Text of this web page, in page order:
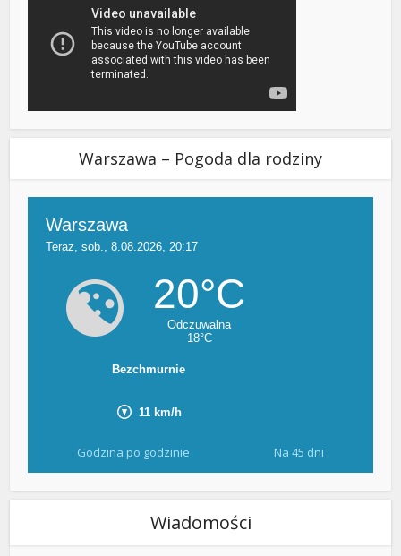
Warszawa – Pogoda dla rodziny
Godzina po godzinie Na 45 dni
Wiadomości